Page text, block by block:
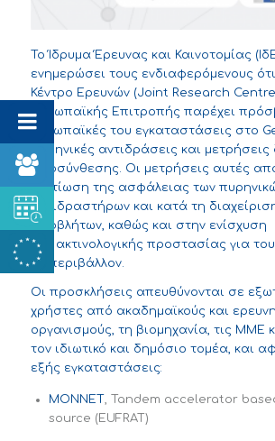
Το Ίδρυμα Έρευνας και Καινοτομίας
ενημερώσει τους ενδιαφερόμενους
Κέντρο Ερευνών (Joint Research Centre
Ευρωπαϊκής Επιτροπής παρέχει
ευρωπαϊκές του εγκαταστάσεις στο
πυρηνικές αντιδράσεις και
αποσύνθεσης. Οι μετρήσεις αυτές
βελτίωση της ασφάλειας των
αντιδραστήρων και κατά τη
αποβλήτων, καθώς και στην ενίσχυση
της ακτινολογικής προστασίας για
το περιβάλλον.
Οι προσκλήσεις απευθύνονται σε
χρήστες από ακαδημαϊκούς και
οργανισμούς, τη βιομηχανία, τις ΜΜΕ
τον ιδιωτικό και δημόσιο τομέα, και
εξής εγκαταστάσεις:
MONNET , Tandem accelerator
source (EUFRAT)